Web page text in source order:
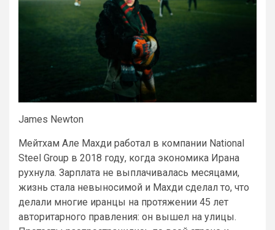
James Newton
Мейтхам Але Махди работал в компании National
Steel Group в 2018 году, когда экономика Ирана
рухнула. Зарплата не выплачивалась месяцами,
жизнь стала невыносимой и Махди сделал то, что
делали многие иранцы на протяжении 45 лет
авторитарного правления: он вышел на улицы.